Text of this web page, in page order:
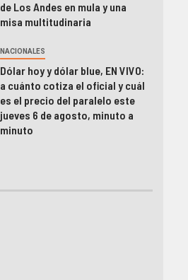
de Los Andes en mula y una
misa multitudinaria
NACIONALES
Dólar hoy y dólar blue, EN VIVO:
a cuánto cotiza el oficial y cuál
es el precio del paralelo este
jueves 6 de agosto, minuto a
minuto